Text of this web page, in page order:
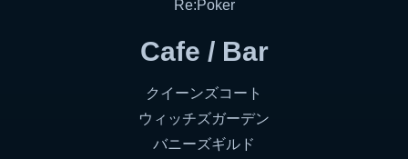
Re:Poker
Cafe / Bar
クイーンズコート
ウィッチズガーデン
バニーズギルド